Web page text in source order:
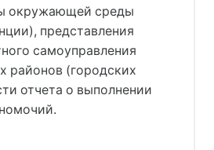
окружающей среды
представления
самоуправления
районов (городских
отчета о выполнении